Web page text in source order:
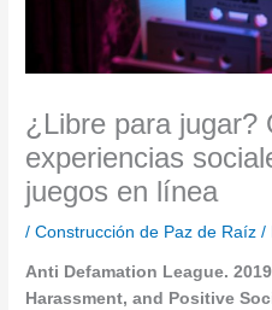
¿Libre para jugar?
experiencias
juegos en línea
/Construcción de Paz de Raíz /
Anti Defamation League.
Harassment, and Positive